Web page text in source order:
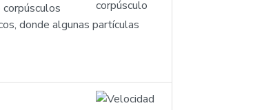
donde algunas partículas